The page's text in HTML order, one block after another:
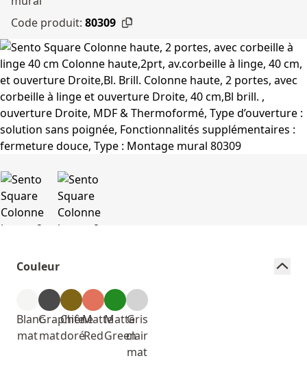
Code produit: 80309
Couleur
Blanc
mat
Graphite
mat
Chêne
doré
Matte
Red
Matte
Green
Gris
clair
mat